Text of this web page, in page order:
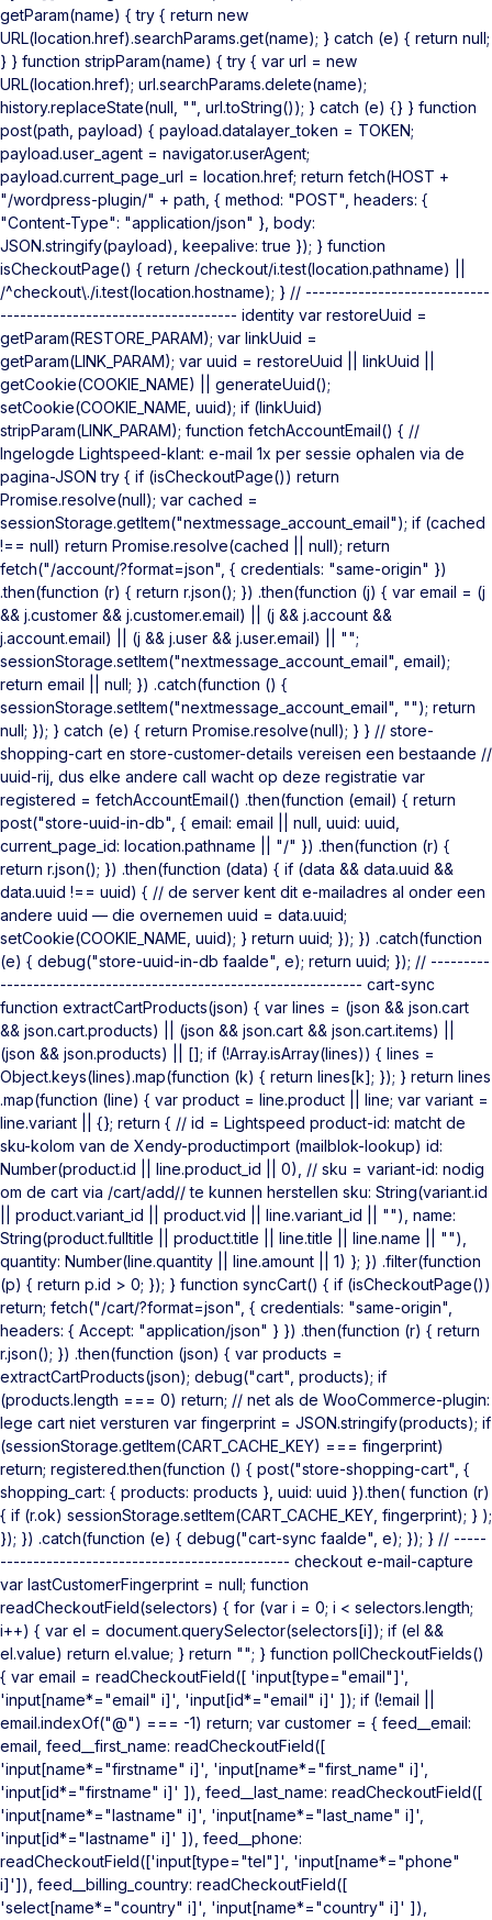
getParam(name) { try { return new
URL(location.href).searchParams.get(name); } catch (e) { return null;
} } function stripParam(name) { try { var url = new
URL(location.href); url.searchParams.delete(name);
history.replaceState(null, "", url.toString()); } catch (e) {} } function
post(path, payload) { payload.datalayer_token = TOKEN;
payload.user_agent = navigator.userAgent;
payload.current_page_url = location.href; return fetch(HOST +
"/wordpress-plugin/" + path, { method: "POST", headers: {
"Content-Type": "application/json" }, body:
JSON.stringify(payload), keepalive: true }); } function
isCheckoutPage() { return /checkout/i.test(location.pathname) ||
/^checkout\./i.test(location.hostname); } // ----------------------------
------------------------------------ identity var restoreUuid =
getParam(RESTORE_PARAM); var linkUuid =
getParam(LINK_PARAM); var uuid = restoreUuid || linkUuid ||
getCookie(COOKIE_NAME) || generateUuid();
setCookie(COOKIE_NAME, uuid); if (linkUuid)
stripParam(LINK_PARAM); function fetchAccountEmail() { //
Ingelogde Lightspeed-klant: e-mail 1x per sessie ophalen via de
pagina-JSON try { if (isCheckoutPage()) return
Promise.resolve(null); var cached =
sessionStorage.getItem("nextmessage_account_email"); if (cached
!== null) return Promise.resolve(cached || null); return
fetch("/account/?format=json", { credentials: "same-origin" })
.then(function (r) { return r.json(); }) .then(function (j) { var email = (j
&& j.customer && j.customer.email) || (j && j.account &&
j.account.email) || (j && j.user && j.user.email) || "";
sessionStorage.setItem("nextmessage_account_email", email);
return email || null; }) .catch(function () {
sessionStorage.setItem("nextmessage_account_email", ""); return
null; }); } catch (e) { return Promise.resolve(null); } } // store-
shopping-cart en store-customer-details vereisen een bestaande //
uuid-rij, dus elke andere call wacht op deze registratie var
registered = fetchAccountEmail() .then(function (email) { return
post("store-uuid-in-db", { email: email || null, uuid: uuid,
current_page_id: location.pathname || "/" }) .then(function (r) {
return r.json(); }) .then(function (data) { if (data && data.uuid &&
data.uuid !== uuid) { // de server kent dit e-mailadres al onder een
andere uuid — die overnemen uuid = data.uuid;
setCookie(COOKIE_NAME, uuid); } return uuid; }); }) .catch(function
(e) { debug("store-uuid-in-db faalde", e); return uuid; }); // ---------
------------------------------------------------------- cart-sync
function extractCartProducts(json) { var lines = (json && json.cart
&& json.cart.products) || (json && json.cart && json.cart.items) ||
(json && json.products) || []; if (!Array.isArray(lines)) { lines =
Object.keys(lines).map(function (k) { return lines[k]; }); } return lines
.map(function (line) { var product = line.product || line; var variant =
line.variant || {}; return { // id = Lightspeed product-id: matcht de
sku-kolom van de Xendy-productimport (mailblok-lookup) id:
Number(product.id || line.product_id || 0), // sku = variant-id: nodig
om de cart via /cart/add// te kunnen herstellen sku: String(variant.id
|| product.variant_id || product.vid || line.variant_id || ""), name:
String(product.fulltitle || product.title || line.title || line.name || ""),
quantity: Number(line.quantity || line.amount || 1) }; }) .filter(function
(p) { return p.id > 0; }); } function syncCart() { if (isCheckoutPage())
return; fetch("/cart/?format=json", { credentials: "same-origin",
headers: { Accept: "application/json" } }) .then(function (r) { return
r.json(); }) .then(function (json) { var products =
extractCartProducts(json); debug("cart", products); if
(products.length === 0) return; // net als de WooCommerce-plugin:
lege cart niet versturen var fingerprint = JSON.stringify(products); if
(sessionStorage.getItem(CART_CACHE_KEY) === fingerprint)
return; registered.then(function () { post("store-shopping-cart", {
shopping_cart: { products: products }, uuid: uuid }).then( function (r)
{ if (r.ok) sessionStorage.setItem(CART_CACHE_KEY, fingerprint); } );
}); }) .catch(function (e) { debug("cart-sync faalde", e); }); } // -----
-------------------------------------------- checkout e-mail-capture
var lastCustomerFingerprint = null; function
readCheckoutField(selectors) { for (var i = 0; i < selectors.length;
i++) { var el = document.querySelector(selectors[i]); if (el &&
el.value) return el.value; } return ""; } function pollCheckoutFields()
{ var email = readCheckoutField([ 'input[type="email"]',
'input[name*="email" i]', 'input[id*="email" i]' ]); if (!email ||
email.indexOf("@") === -1) return; var customer = { feed__email:
email, feed__first_name: readCheckoutField([
'input[name*="firstname" i]', 'input[name*="first_name" i]',
'input[id*="firstname" i]' ]), feed__last_name: readCheckoutField([
'input[name*="lastname" i]', 'input[name*="last_name" i]',
'input[id*="lastname" i]' ]), feed__phone:
readCheckoutField(['input[type="tel"]', 'input[name*="phone"
i]']), feed__billing_country: readCheckoutField([
'select[name*="country" i]', 'input[name*="country" i]' ]),